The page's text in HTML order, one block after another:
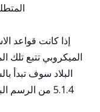
إذا كانت قواعد
الميكروبي تتبع تلك
البلاد سوف تبدأ
5.1.4 من الرسم